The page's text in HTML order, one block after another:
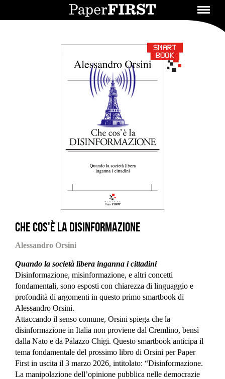
Che cos'è la disinformazione
Alessandro Orsini
Quando la società libera inganna i cittadini
Disinformazione, misinformazione, e altri concetti
fondamentali, sono esposti con chiarezza di linguaggio e
profondità di argomenti in questo primo smartbook di
Alessandro Orsini.
Attaccando il senso comune, Orsini spiega che la
disinformazione in Italia non proviene dal Cremlino, bensì
dalla Nato e da Palazzo Chigi. Questo smartbook anticipa il
tema fondamentale del prossimo libro di Orsini per Paper
First in uscita il 3 marzo 2026, intitolato: “Disinformazione.
La manipolazione dell’opinione pubblica nelle democrazie